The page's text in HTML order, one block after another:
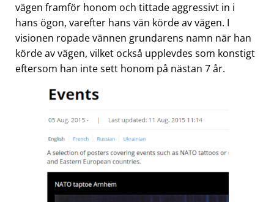
vägen framför honom och tittade aggressivt in i
hans ögon, varefter hans vän körde av vägen. I
visionen ropade vännen grundarens namn när han
körde av vägen, vilket också upplevdes som konstigt
eftersom han inte sett honom på nästan 7 år.